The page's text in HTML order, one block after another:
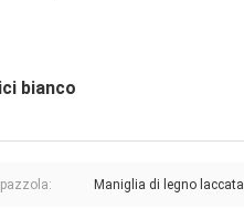
bianco
Maniglia di legno laccata